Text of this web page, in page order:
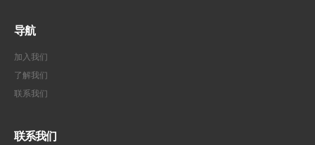
导航
加入我们
了解我们
联系我们
联系我们